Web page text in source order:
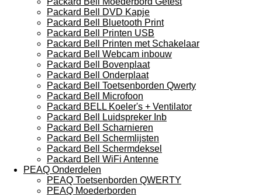
Packard Bell DVD Kapje
Packard Bell Bluetooth Print
Packard Bell Printen USB
Packard Bell Printen met Schakelaar
Packard Bell Webcam inbouw
Packard Bell Bovenplaat
Packard Bell Onderplaat
Packard Bell Toetsenborden Qwerty
Packard Bell Microfoon
Packard BELL Koeler's + Ventilator
Packard Bell Luidspreker Inb
Packard Bell Scharnieren
Packard Bell Schermlijsten
Packard Bell Schermdeksel
Packard Bell WiFi Antenne
PEAQ Onderdelen
PEAQ Toetsenborden QWERTY
PEAQ Moederborden